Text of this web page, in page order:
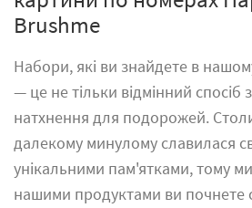
Brushme
Набори, які ви знайдете в
— це не тільки відмінний спосіб
натхнення для подорожей.
далекому минулому славилася
унікальними пам'ятками, тому
нашими продуктами ви почнете